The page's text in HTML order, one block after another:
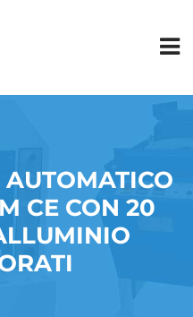
CE CON 20